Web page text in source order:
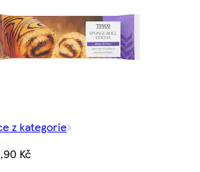
z kategorie
Kč